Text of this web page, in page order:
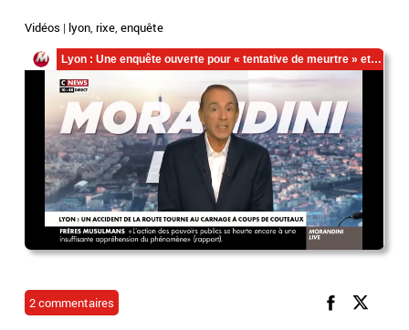
Vidéos | lyon,rixe,enquête
2 commentaires